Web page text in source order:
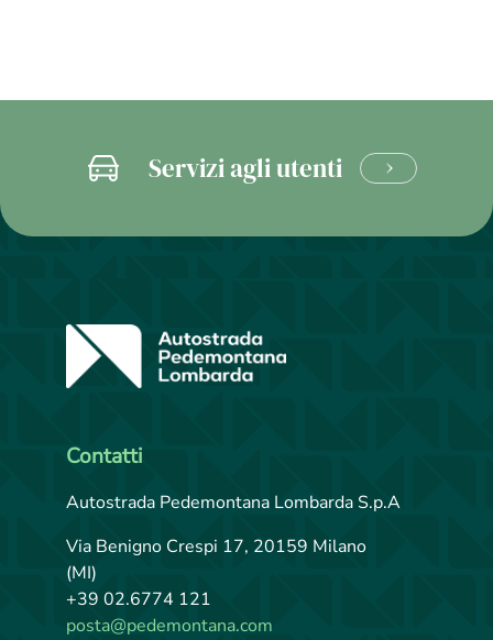
Servizi agli utenti
CLICCA
SCOPRI
Contatti
Autostrada Pedemontana Lombarda S.p.A
Via Benigno Crespi 17, 20159 Milano
(MI)
+39 02.6774 121
posta@pedemontana.com